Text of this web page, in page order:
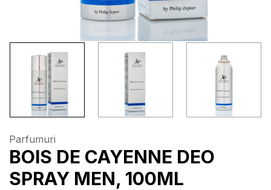
Parfumuri
BOIS DE CAYENNE DEO
SPRAY MEN, 100ML